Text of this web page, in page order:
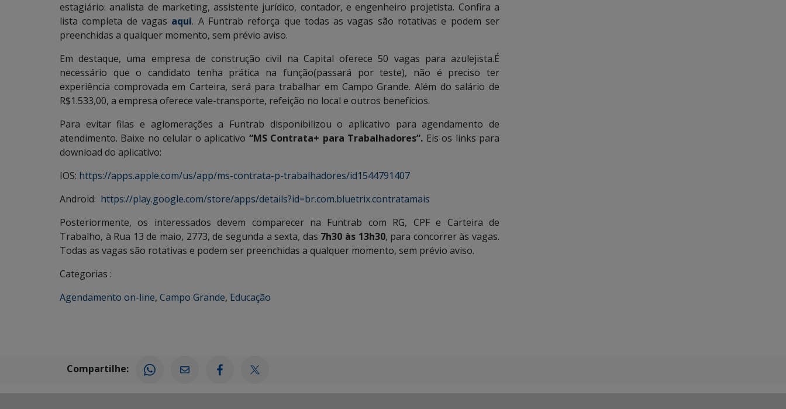
estagiário: analista de marketing, assistente jurídico, contador, e engenheiro projetista. Confira a
lista completa de vagas aqui. A Funtrab reforça que todas as vagas são rotativas e podem ser
preenchidas a qualquer momento, sem prévio aviso.
Em destaque, uma empresa de construção civil na Capital oferece 50 vagas para azulejista.É
necessário que o candidato tenha prática na função(passará por teste), não é preciso ter
experiência comprovada em Carteira, será para trabalhar em Campo Grande. Além do salário de
R$1.533,00, a empresa oferece vale-transporte, refeição no local e outros benefícios.
Para evitar filas e aglomerações a Funtrab disponibilizou o aplicativo para agendamento de
atendimento. Baixe no celular o aplicativo “MS Contrata+ para Trabalhadores”. Eis os links para
download do aplicativo:
IOS: https://apps.apple.com/us/app/ms-contrata-p-trabalhadores/id1544791407
Android: https://play.google.com/store/apps/details?id=br.com.bluetrix.contratamais
Posteriormente, os interessados devem comparecer na Funtrab com RG, CPF e Carteira de
Trabalho, à Rua 13 de maio, 2773, de segunda a sexta, das 7h30 às 13h30, para concorrer às vagas.
Todas as vagas são rotativas e podem ser preenchidas a qualquer momento, sem prévio aviso.
Categorias :
Agendamento on-line, Campo Grande, Educação
Compartilhe: